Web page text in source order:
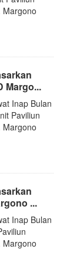
Margono
Margo...
Inap Bulan
Paviliun
Margono
...
Inap Bulan
Margono